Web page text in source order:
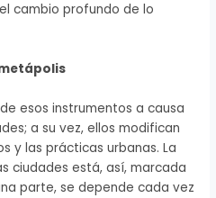
cambio profundo de lo
esos instrumentos a causa
a su vez, ellos modifican
y las prácticas urbanas. La
ciudades está, así, marcada
parte, se depende cada vez